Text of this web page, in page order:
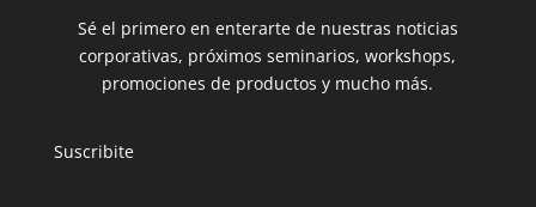
Sé el primero en enterarte de nuestras noticias
corporativas, próximos seminarios, workshops,
promociones de productos y mucho más.
Suscribite